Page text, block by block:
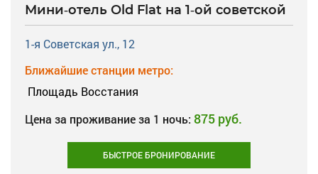
Мини-отель Old Flat на 1-ой советской
1-я Советская ул., 12
Ближайшие станции метро:
Площадь Восстания
Цена за проживание за 1 ночь: 875 руб.
БЫСТРОЕ БРОНИРОВАНИЕ